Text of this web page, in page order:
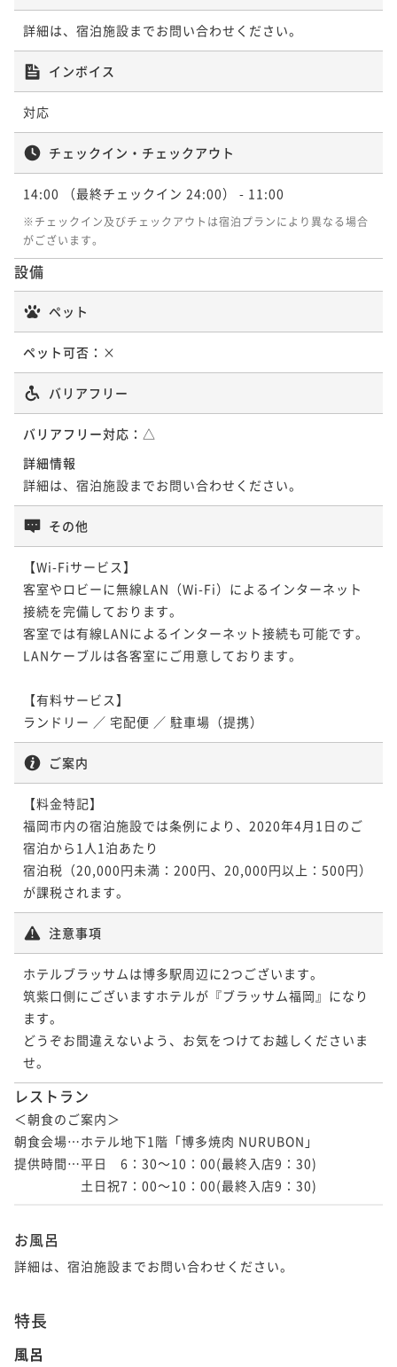
詳細は、宿泊施設までお問い合わせください。
インボイス
対応
チェックイン・チェックアウト
14:00 （最終チェックイン 24:00） - 11:00
※チェックイン及びチェックアウトは宿泊プランにより異なる場合
がございます。
設備
ペット
ペット可否： ×
バリアフリー
バリアフリー対応： △
詳細情報
詳細は、宿泊施設までお問い合わせください。
その他
【Wi-Fiサービス】
客室やロビーに無線LAN（Wi-Fi）によるインターネット
接続を完備しております。
客室では有線LANによるインターネット接続も可能です。
LANケーブルは各客室にご用意しております。
【有料サービス】
ランドリー ／ 宅配便 ／ 駐車場（提携）
ご案内
【料金特記】
福岡市内の宿泊施設では条例により、2020年4月1日のご
宿泊から1人1泊あたり
宿泊税（20,000円未満：200円、20,000円以上：500円）
が課税されます。
注意事項
ホテルブラッサムは博多駅周辺に2つございます。
筑紫口側にございますホテルが『ブラッサム福岡』になり
ます。
どうぞお間違えないよう、お気をつけてお越しくださいま
せ。
レストラン
＜朝食のご案内＞
朝食会場…ホテル地下1階「博多焼肉 NURUBON」
提供時間…平日　6：30～10：00(最終入店9：30)
土日祝7：00～10：00(最終入店9：30)
お風呂
詳細は、宿泊施設までお問い合わせください。
特長
風呂